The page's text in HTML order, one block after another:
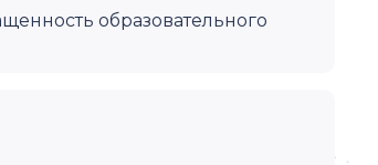
образовательного